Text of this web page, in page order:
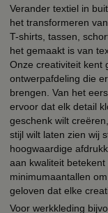
Verander textiel in
het transformeren
T-shirts, tassen,
het gemaakt is van
Onze creativiteit kent
ontwerpafdeling die
brengen. Van het
ervoor dat elk detail
geschenk wilt
stijl wilt laten zien wij
hoogwaardige
aan kwaliteit
minimumaantallen
geloven dat elke
Voor werkkleding